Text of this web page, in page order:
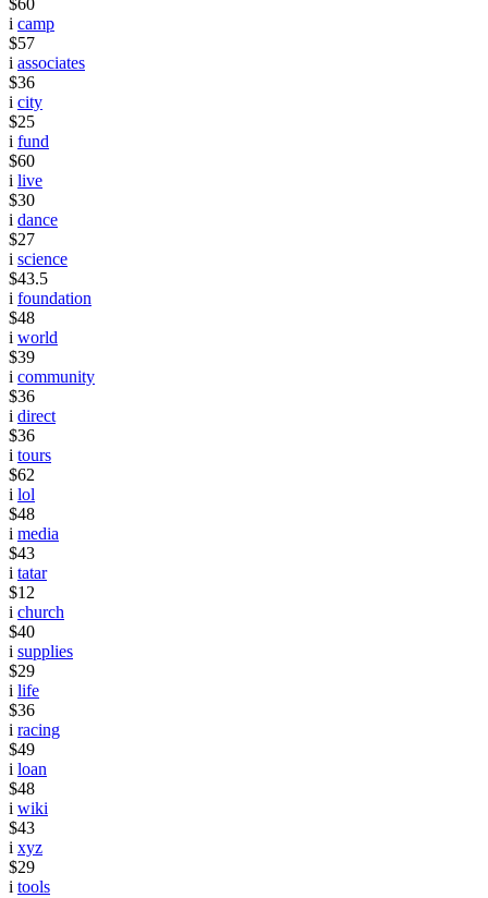
$60
i camp
$57
i associates
$36
i city
$25
i fund
$60
i live
$30
i dance
$27
i science
$43.5
i foundation
$48
i world
$39
i community
$36
i direct
$36
i tours
$62
i lol
$48
i media
$43
i tatar
$12
i church
$40
i supplies
$29
i life
$36
i racing
$49
i loan
$48
i wiki
$43
i xyz
$29
i tools